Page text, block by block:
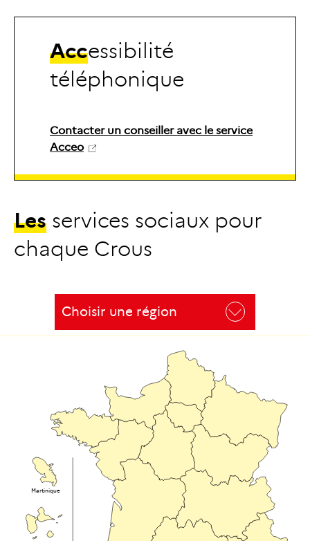
Accessibilité
téléphonique
Contacter un conseiller avec le service
Acceo
Les services sociaux pour
chaque Crous
Choisir une région
Choisir
une
région
Martinique